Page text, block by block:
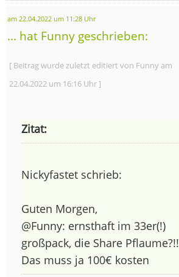
am 22.04.2022 um 11:28 Uhr
... hat Funny geschrieben:
[ Beitrag wurde zuletzt editiert von Funny am
22.04.2022 um 16:16 Uhr ]
Zitat:
Nickyfastet schrieb:
Guten Morgen,
@Funny: ernsthaft im 33er(!)
großpack, die Share Pflaume?!!
Das muss ja 100€ kosten